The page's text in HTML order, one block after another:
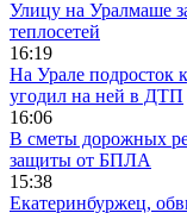
Улицу на Уралмаше
теплосетей
16:19
На Урале подросток
угодил на ней в ДТП
16:06
В сметы дорожных
защиты от БПЛА
15:38
Екатеринбуржец,